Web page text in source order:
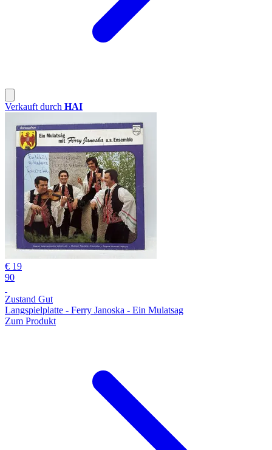
Verkauft durch HAI
€ 19
90
Zustand Gut
Langspielplatte - Ferry Janoska - Ein Mulatsag
Zum Produkt